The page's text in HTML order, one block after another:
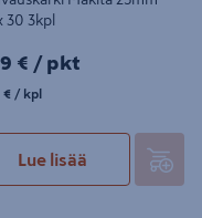
30 3kpl
pkt
€ / pkt
kpl
€ / kpl
Lue lisää